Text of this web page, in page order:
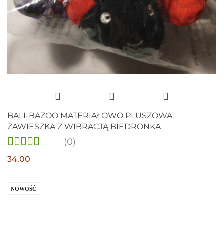
BALI-BAZOO MATERIAŁOWO PLUSZOWA
ZAWIESZKA Z WIBRACJĄ BIEDRONKA
(0)
34.00
NOWOŚĆ